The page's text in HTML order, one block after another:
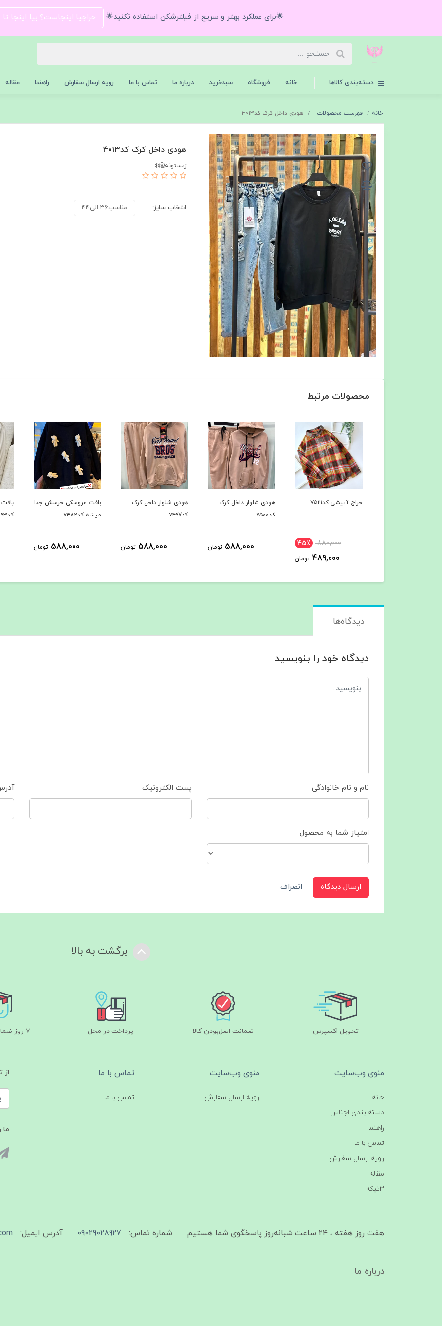
🌟برای عملکرد بهتر و سریع از فیلترشکن استفاده نکنید🌟 حراجیا اینجاست؟ بیا اینجا
دسته‌بندی کالاها خانه فروشگاه سبدخرید درباره ما تماس با ما رویه ارسال سفارش راهنما مقاله
خانه فهرست محصولات هودی داخل کرک کد4013
هودی داخل کرک کد4013
زمستونه🥶❄️
انتخاب سایز: مناسب۳۶ الی۴۴
محصولات مرتبط
هودی شلوار داخل کرک
588,000 تومان
هودی شلوار داخل کرک
کد۷۴۹7
588,000 تومان
بافت عروسکی خرسش جدا
میشه کد۷۴۸۲
588,000 تومان
بافت دوتیکه پر فروش
کد۷۳۹۳
1,289,000 تومان
حراجی
دیدگاه‌ها
دیدگاه خود را بنویسید
نام و نام خانوادگی پست الکترونیک
امتیاز شما به محصول
ارسال دیدگاه انصراف
برگشت به بالا
تحویل اکسپرس ضمانت اصل‌بودن کالا پرداخت در محل ۷ روز ضمانت بازگشت
منوی وب‌سایت
خانه
دسته بندی اجناس
راهنما
تماس با ما
رویه ارسال سفارش
مقاله
3تیکه
منوی وب‌سایت
رویه ارسال سفارش
تماس با ما
تماس با ما
از
ما
هفت روز هفته ، ۲۴ ساعت شبانه‌روز پاسخگوی شما هستیم شماره تماس: 09029028927 آدرس ایمیل:
درباره ما